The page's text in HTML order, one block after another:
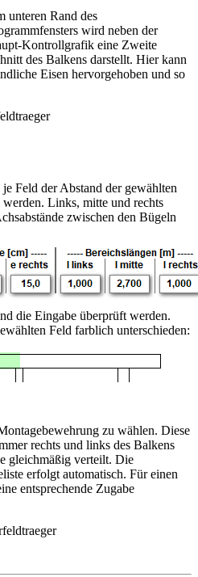
unteren Rand des
wird neben der
Kontrollgrafik eine Zweite
des Balkens darstellt. Hier kann
Eisen hervorgehoben und so
Feld der Abstand der gewählten
Links, mitte und rechts
zwischen den Bügeln
die Eingabe überprüft werden.
Feld farblich unterschieden:
zu wählen. Diese
rechts und links des Balkens
gleichmäßig verteilt. Die
erfolgt automatisch. Für einen
entsprechende Zugabe